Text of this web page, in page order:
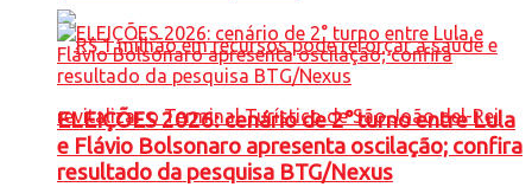
ELEIÇÕES 2026: cenário de 2° turno entre Lula
e Flávio Bolsonaro apresenta oscilação; confira
resultado da pesquisa BTG/Nexus